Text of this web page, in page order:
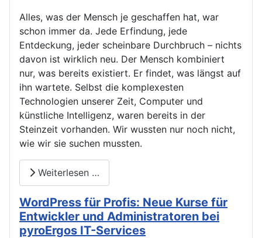
Alles, was der Mensch je geschaffen hat, war
schon immer da. Jede Erfindung, jede
Entdeckung, jeder scheinbare Durchbruch – nichts
davon ist wirklich neu. Der Mensch kombiniert
nur, was bereits existiert. Er findet, was längst auf
ihn wartete. Selbst die komplexesten
Technologien unserer Zeit, Computer und
künstliche Intelligenz, waren bereits in der
Steinzeit vorhanden. Wir wussten nur noch nicht,
wie wir sie suchen mussten.
Weiterlesen …
WordPress für Profis: Neue Kurse für
Entwickler und Administratoren bei
pyroErgos IT-Services